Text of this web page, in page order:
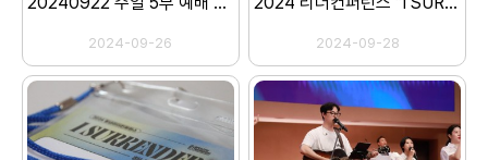
2024-09-26 2024-09-28